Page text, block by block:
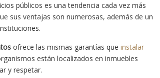
públicos es una tendencia cada vez más
sus ventajas son numerosas, además de un
ofrece las mismas garantías que instalar
están localizados en inmuebles
y respetar.